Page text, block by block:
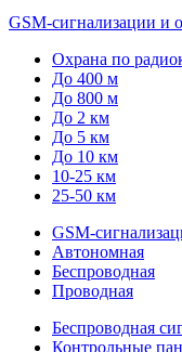
GSM-сигнализации и
Охрана по
До 400 м
До 800 м
До 2 км
До 5 км
До 10 км
10-25 км
25-50 км
GSM-
Автономная
Беспроводная
Проводная
Беспроводная
Контрольные